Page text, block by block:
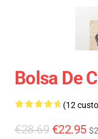
Bolsa De
(12
€28.69 €22.95